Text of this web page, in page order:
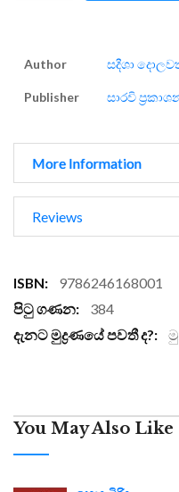
Author සදීශා
Publisher සාරවි
More Information
Reviews
More
Information
9786246168001
384
You May Also Like